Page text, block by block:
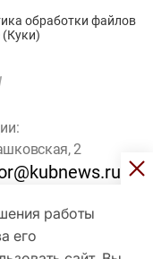
работы
его
обработки файлов
(Куки)
2
16 лет